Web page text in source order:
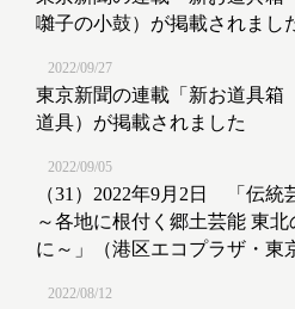
囃子の小鼓）が掲載されまし
2022/09/27
東京新聞の連載「新お道具
道具）が掲載されました
2022/09/05
（31）2022年9月2日 「伝統
～各地に根付く郷土芸能 東
に～」（港区エコプラザ・東
2022/08/12